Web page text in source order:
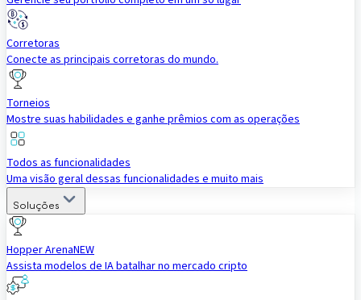
Corretoras
Conecte as principais corretoras do mundo.
Torneios
Mostre suas habilidades e ganhe prêmios com as operações
Todos as funcionalidades
Uma visão geral dessas funcionalidades e muito mais
Soluções
Hopper ArenaNEW
Assista modelos de IA batalhar no mercado cripto